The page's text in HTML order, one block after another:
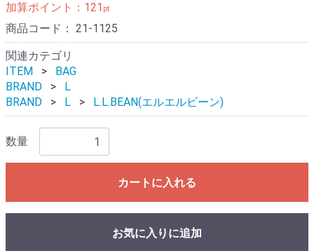
加算ポイント： 121 pt
商品コード： 21-1125
関連カテゴリ
ITEM
BAG
BRAND
L
BRAND
L L.L.BEAN(エルエルビーン)
数量
カートに入れる
お気に入りに追加